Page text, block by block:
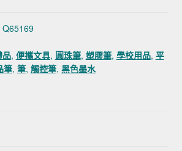
品, 便攜文具, 圓珠筆, 塑膠筆, 學校用品, 平
筆, 筆, 觸控筆, 黑色墨水